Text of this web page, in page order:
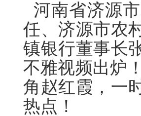
河南省济源
任、济源市农
镇银行董事长
不雅视频出炉
角赵红霞，一
热点！